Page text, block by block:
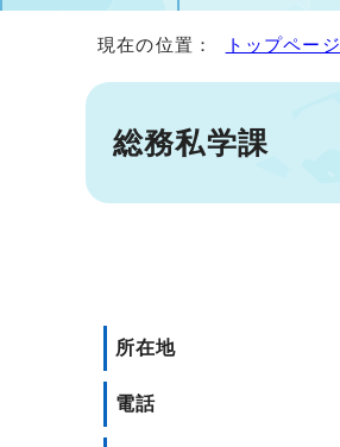
現在の位置： トップページ
総務私学課
所在地
電話